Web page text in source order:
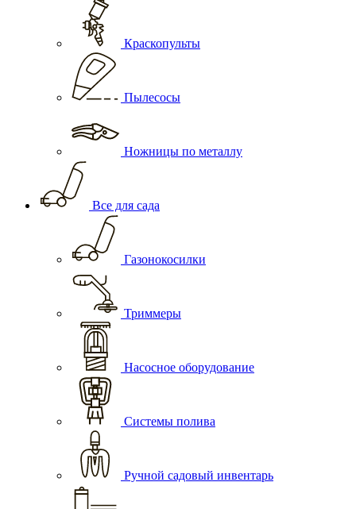
Краскопульты
Пылесосы
Ножницы по металлу
Все для сада
Газонокосилки
Триммеры
Насосное оборудование
Системы полива
Ручной садовый инвентарь